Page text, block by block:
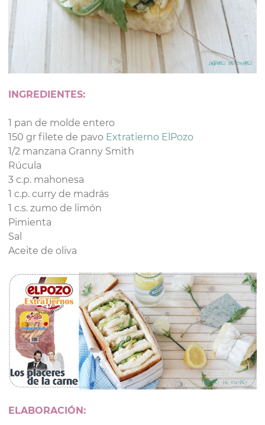
INGREDIENTES:
1 pan de molde entero
150 gr filete de pavo Extratierno ElPozo
1/2 manzana Granny Smith
Rúcula
3 c.p. mahonesa
1 c.p. curry de madrás
1 c.s. zumo de limón
Pimienta
Sal
Aceite de oliva
ELABORACIÓN: